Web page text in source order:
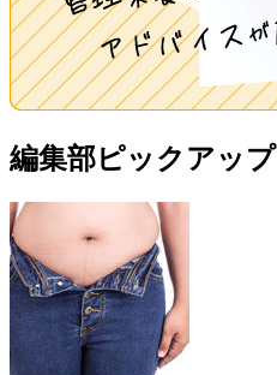
編集部ピックアップ